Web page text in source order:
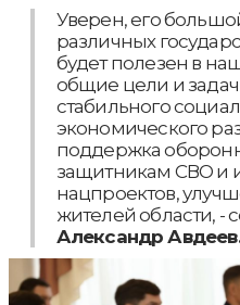
Уверен, его
различных
будет полезен в
общие цели и
стабильного
экономического
поддержка
защитникам СВО и
нацпроектов,
жителей области, -
Александр Авдеев.